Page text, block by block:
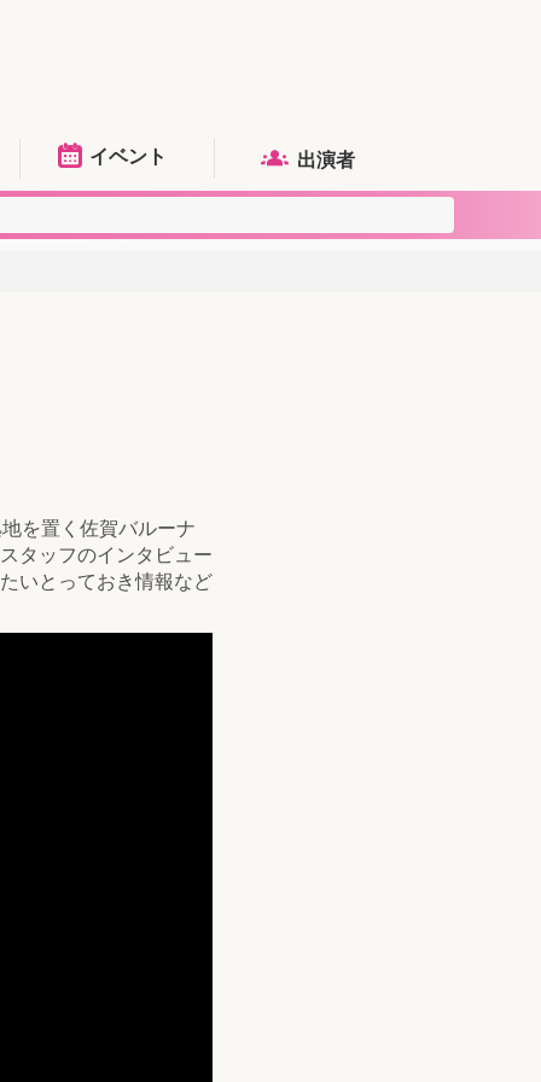
イベント 出演者
を置く佐賀バルーナ
タッフのインタビュー
いとっておき情報など